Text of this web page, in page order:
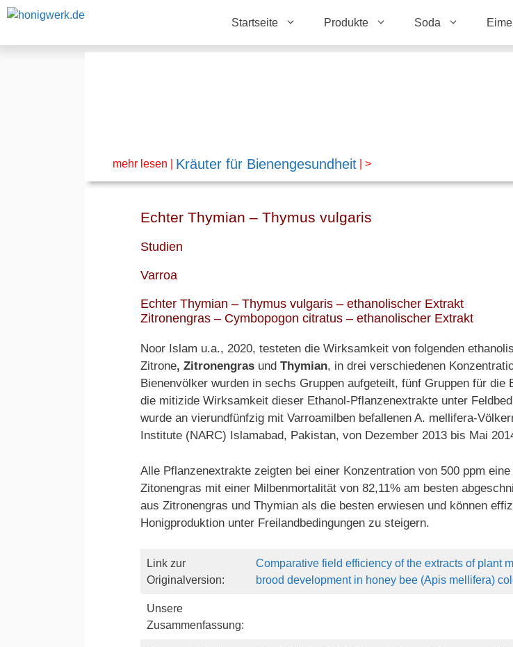
Zum
Startseite Produkte Soda
mehr lesen | Kräuter für Bienengesundheit | >
Echter Thymian – Thymus vulgaris
Studien
Varroa
Echter Thymian – Thymus vulgaris – ethanolischer Extrakt
Zitronengras – Cymbopogon citratus – ethanolischer Extrakt
Noor Islam u.a., 2020, testeten die Wirksamkeit von folgenden
Zitrone, Zitronengras und Thymian, in drei verschiedenen
Bienenvölker wurden in sechs Gruppen aufgeteilt, fünf Gruppen für die
die mitizide Wirksamkeit dieser Ethanol-Pflanzenextrakte unter
wurde an vierundfünfzig mit Varroamilben befallenen A. mellifera-
Institute (NARC) Islamabad, Pakistan, von Dezember 2013 bis Mai
Alle Pflanzenextrakte zeigten bei einer Konzentration von 500 ppm
Zitonengras mit einer Milbenmortalität von 82,11% am besten
aus Zitronengras und Thymian als die besten erwiesen und können
Honigproduktion unter Freilandbedingungen zu steigern.
Link zur
Originalversion:
Comparative field efficiency of the extracts of plant
brood development in honey bee (Apis mellifera)
Unsere
Zusammenfassung: